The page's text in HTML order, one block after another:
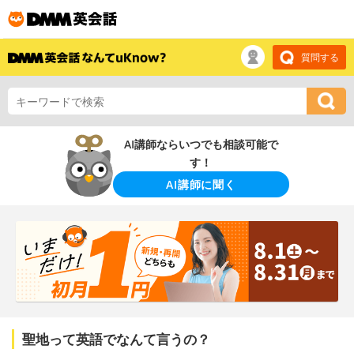
質問する
AI講師ならいつでも相談可能で
す！
AI講師に聞く
聖地って英語でなんて言うの？